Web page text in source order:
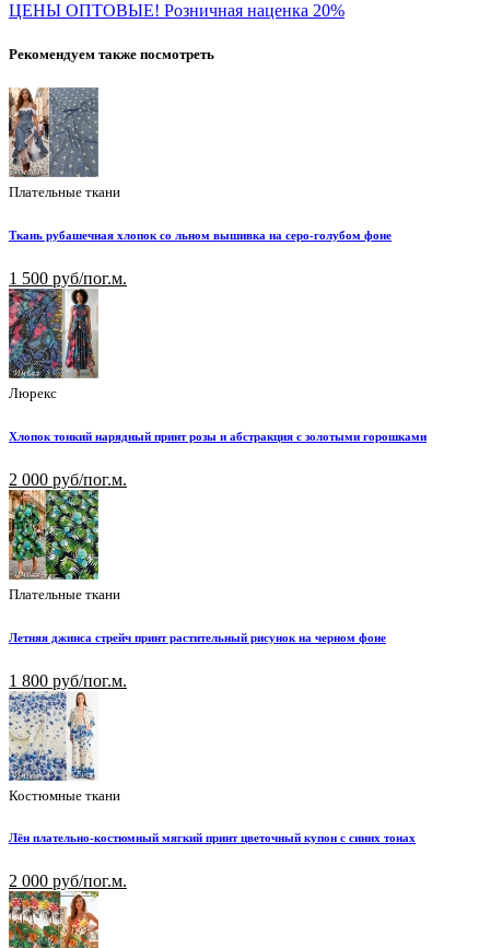
ЦЕНЫ ОПТОВЫЕ! Розничная наценка 20%
Рекомендуем также посмотреть
Плательные ткани
Ткань рубашечная хлопок со льном вышивка на серо-голубом фоне
1 500 руб/пог.м.
Люрекс
Хлопок тонкий нарядный принт розы и абстракция с золотыми горошками
2 000 руб/пог.м.
Плательные ткани
Летняя джинса стрейч принт растительный рисунок на черном фоне
1 800 руб/пог.м.
Костюмные ткани
Лён плательно-костюмный мягкий принт цветочный купон с синих тонах
2 000 руб/пог.м.